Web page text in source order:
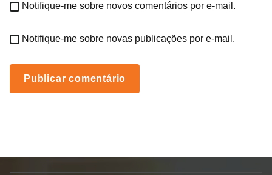
Notifique-me sobre novos comentários por e-mail.
Notifique-me sobre novas publicações por e-mail.